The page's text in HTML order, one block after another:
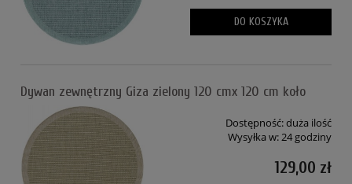
DO KOSZYKA
Dywan zewnętrzny Giza zielony 120 cmx 120 cm koło
Dostępność:duża ilość
Wysyłka w:24 godziny
129,00 zł